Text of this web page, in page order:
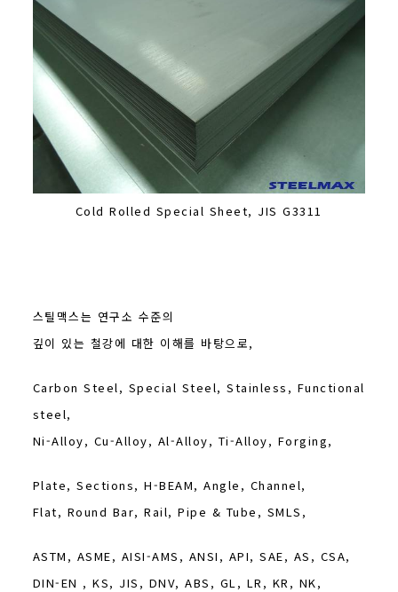
Cold Rolled Special Sheet, JIS G3311
스틸맥스는 연구소 수준의
깊이 있는 철강에 대한 이해를 바탕으로,
Carbon Steel, Special Steel, Stainless, Functional
steel,
Ni-Alloy, Cu-Alloy, Al-Alloy, Ti-Alloy, Forging,
Plate, Sections, H-BEAM, Angle, Channel,
Flat, Round Bar, Rail, Pipe & Tube, SMLS,
ASTM, ASME, AISI-AMS, ANSI, API, SAE, AS, CSA,
DIN-EN , KS, JIS, DNV, ABS, GL, LR, KR, NK,